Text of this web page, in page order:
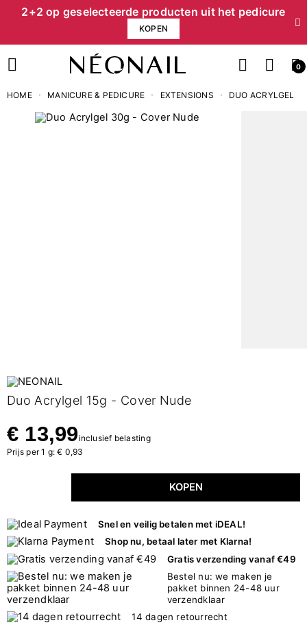
2+2 op geselecteerde producten uit het pedicure
KOPEN
0
HOME MANICURE & PEDICURE EXTENSIONS DUO ACRYLGEL
Duo Acrylgel 15g - Cover Nude
€ 13,99inclusief belasting
Prijs per 1 g: € 0,93
KOPEN
Snel en veilig betalen met iDEAL!
Shop nu, betaal later met Klarna!
Gratis verzending vanaf €49
Bestel nu: we maken je
pakket binnen 24-48 uur
verzendklaar
14 dagen retourrecht